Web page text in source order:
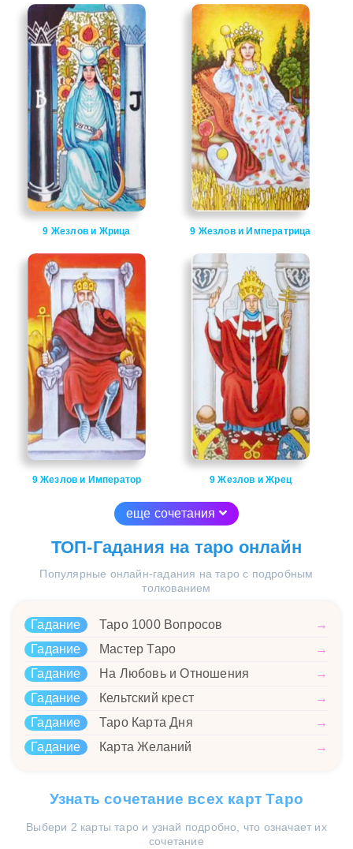
9 Жезлов и Жрица 9 Жезлов и Императрица
9 Жезлов и Император 9 Жезлов и Жрец
еще сочетания
ТОП-Гадания на таро онлайн
Популярные онлайн-гадания на таро с подробным
толкованием
Гадание Таро 1000 Вопросов
→
Гадание
Мастер Таро
→
Гадание
На Любовь и Отношения
→
Гадание
Кельтский крест
→
Гадание
Таро Карта Дня
→
Гадание
Карта Желаний →
Узнать сочетание всех карт Таро
Выбери 2 карты таро и узнай подробно, что означает их
сочетание